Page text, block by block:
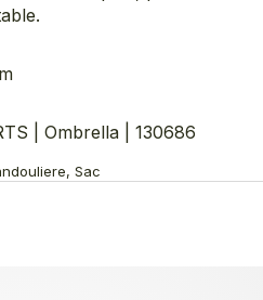
| Ombrella | 130686
Sac